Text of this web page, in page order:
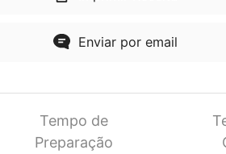
Enviar por email
Tempo de
Preparação